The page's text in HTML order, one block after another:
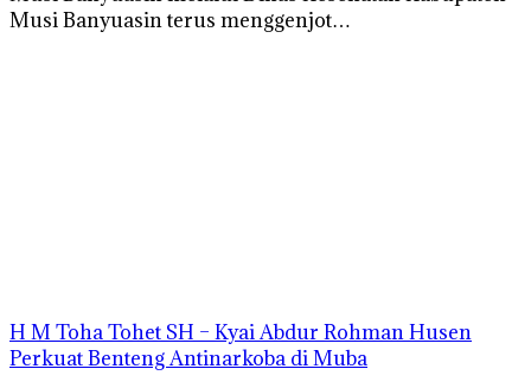
Musi Banyuasin terus menggenjot…
H M Toha Tohet SH – Kyai Abdur Rohman Husen
Perkuat Benteng Antinarkoba di Muba